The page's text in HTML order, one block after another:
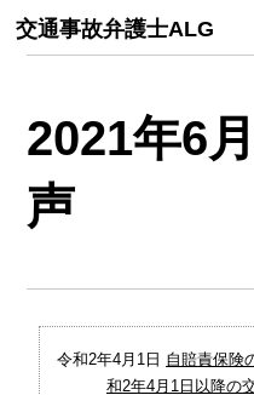
交通事故弁護士ALG
2021年6
声
令和2年4月1日 自賠責保険
和2年4月1日以降の